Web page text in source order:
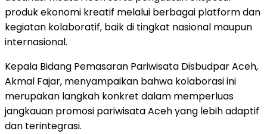
produk ekonomi kreatif melalui berbagai platform dan
kegiatan kolaboratif, baik di tingkat nasional maupun
internasional.
Kepala Bidang Pemasaran Pariwisata Disbudpar Aceh,
Akmal Fajar, menyampaikan bahwa kolaborasi ini
merupakan langkah konkret dalam memperluas
jangkauan promosi pariwisata Aceh yang lebih adaptif
dan terintegrasi.